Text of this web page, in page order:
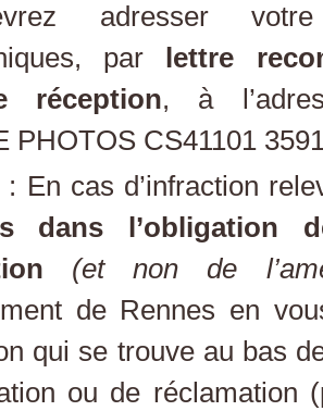
adresser
par
lettre
réception, à
PHOTOS CS41101
: En cas d’infraction
dans l’obligation
(et non de
de Rennes en
qui se trouve au bas
ou de réclamation